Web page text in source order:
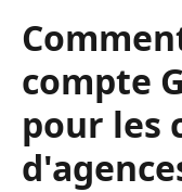
compte
pour les